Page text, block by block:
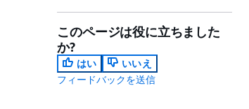
このページは役に立ちました
か?
はい
いいえ
フィードバックを送信